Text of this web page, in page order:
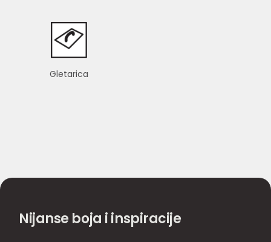
Gletarica
Nijanse boja i inspiracije